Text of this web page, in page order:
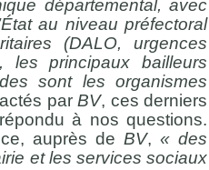
départemental, avec
au niveau préfectoral
(DALO, urgences
les principaux bailleurs
sont les organismes
parBV, ces derniers
à nos questions.
auprès de BV, « des
et les services sociaux